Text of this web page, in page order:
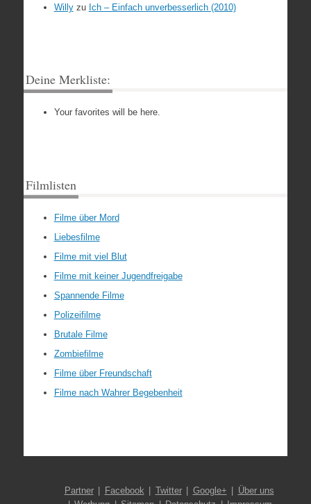
Willyzu Ich – Einfach unverbesserlich (2010)
Deine Merkliste:
Your favorites will be here.
Filmlisten
Filme über Mord
Liebesfilme
Filme mit viel Blut
Filme mit keiner Jugendfreigabe
Spannende Filme
Polizeifilme
Brutale Filme
Zombiefilme
Filme über Freundschaft
Filme nach Wahrer Begebenheit
Partner Facebook Twitter Google+
Über uns